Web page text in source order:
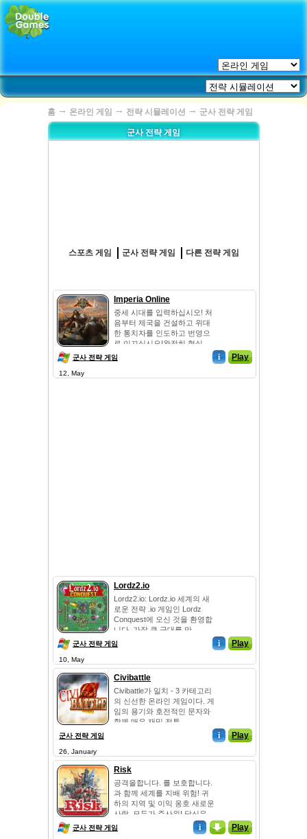
홈 → 온라인 게임 → 전략 시뮬레이션 → 군사 전략 게임
군사 전략 게임
스포츠 게임 군사 전략 게임 다른 전략 게임
Imperia Online
중세 시대를 입력하십시오! 처
음부터 제국을 건설하고 위대
한 통치자를 인도하고 번영으
로 이끄십시오!완전히 현실...
군사 전략 게임 i Play
12, May
Lordz2.io
Lordz2.io: Lordz.io 세계의 새
로운 전략 .io 게임인 Lordz
Conquest에 오신 것을 환영합
니다. 가장 큰 군대를 만...
군사 전략 게임 i Play
10, May
Civibattle
Civibattle가 일치 - 3 카테고리
의 신선한 온라인 게임이다. 게
임의 용기와 호전적인 문자와
함께 매우 재밌 전투...
군사 전략 게임 i Play
26, January
Risk
공격을합니다. 를 보호합니다.
과 함께 세계를 지배 위험! 귀
하의 지역 및 이익 옹호 새로운
사람, 모두가 주사위! 당신은
일반적으로이 버전의 고전적
인 보드 게임, 영화를 데려 생
군사 전략 게임 i _ Play